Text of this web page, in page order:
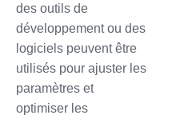
des outils de
développement ou des
logiciels peuvent être
utilisés pour ajuster les
paramètres et
optimiser les